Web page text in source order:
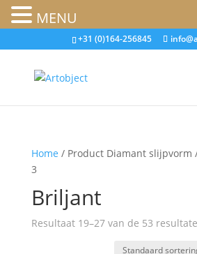
+31 (0)164-256845
Home / Product Diamant slijpvorm
3
Briljant
Resultaat 19–27 van de 53
MENU